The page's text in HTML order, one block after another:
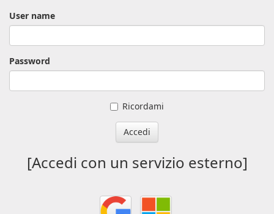
User name
Password
Ricordami
Accedi
[Accedi con un servizio esterno]